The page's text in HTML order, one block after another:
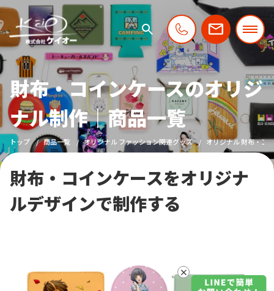
財布・コインケースのオリジ
ナル制作｜商品一覧
トップ 商品一覧 オリジナル ファッション関連グッズ オリジナル 財布・コ
財布・コインケースをオリジナ
ルデザインで制作する